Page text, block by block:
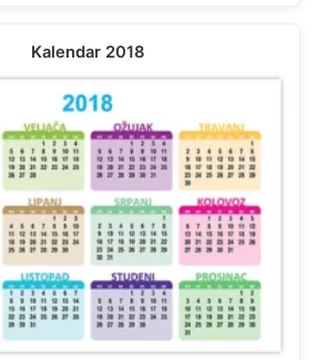
Kalendar 2018